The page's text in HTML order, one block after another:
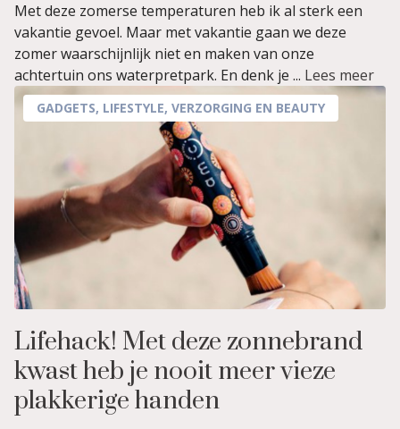
Met deze zomerse temperaturen heb ik al sterk een
vakantie gevoel. Maar met vakantie gaan we deze
zomer waarschijnlijk niet en maken van onze
achtertuin ons waterpretpark. En denk je ... Lees meer
GADGETS, LIFESTYLE, VERZORGING EN BEAUTY
Lifehack! Met deze zonnebrand
kwast heb je nooit meer vieze
plakkerige handen